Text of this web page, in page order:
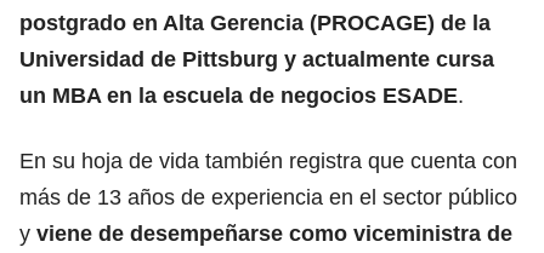
postgrado en Alta Gerencia (PROCAGE) de la
Universidad de Pittsburg y actualmente cursa
un MBA en la escuela de negocios ESADE.
En su hoja de vida también registra que cuenta con
más de 13 años de experiencia en el sector público
y viene de desempeñarse como viceministra de